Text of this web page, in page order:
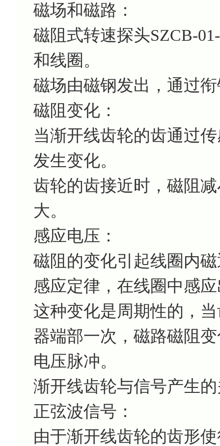
磁场和磁路：
磁阻式转速探头SZCB-
和线圈。
磁场由磁钢发出，通过
磁阻变化：
当渐开线齿轮的齿通过
发生变化。
齿轮的齿接近时，磁阻
大。
感应电压：
磁阻的变化引起线圈内
感应定律，在线圈中感
这种变化是周期性的，
器端部一次，磁路磁阻
电压脉冲。
渐开线齿轮与信号产生
正弦波信号：
由于渐开线齿轮的齿形